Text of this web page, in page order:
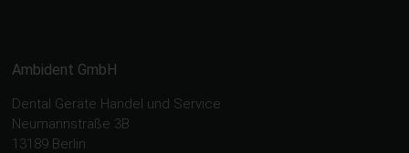
Ambident GmbH
Dental Geräte Handel und Service
Neumannstraße 3B
13189 Berlin